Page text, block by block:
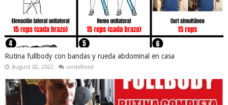
Rutina fullbody con bandas y rueda abdominal en casa
August 02, 2022 undefined